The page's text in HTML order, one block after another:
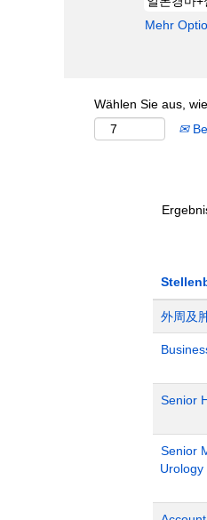
Mehr
Wählen Sie aus,
外周及
Senior
Senior
Urology